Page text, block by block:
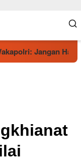
Jangan Hanya